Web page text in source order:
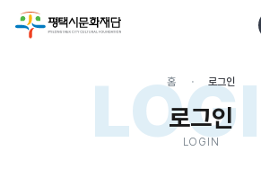
홈 로그인
로그인
LOGIN